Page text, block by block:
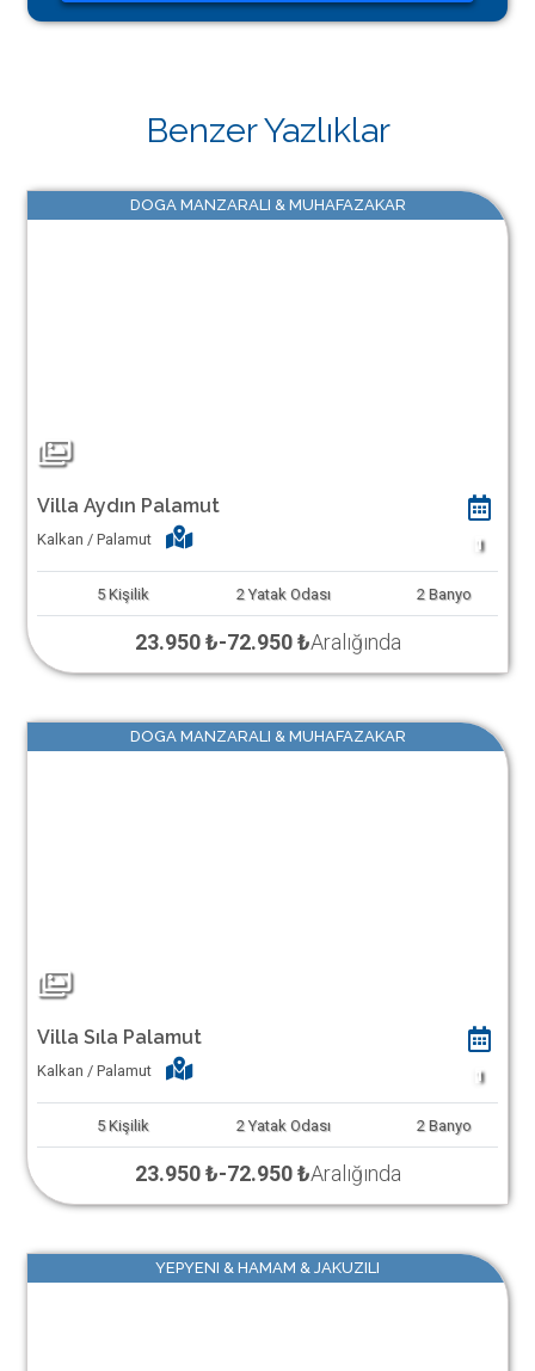
Benzer Yazlıklar
DOGA MANZARALI & MUHAFAZAKAR
Villa Aydın Palamut
Kalkan / Palamut 1
5 Kişilik 2 Yatak Odası 2 Banyo
23.950 ₺-72.950 ₺Aralığında
DOGA MANZARALI & MUHAFAZAKAR
Villa Sıla Palamut
Kalkan / Palamut 1
5 Kişilik 2 Yatak Odası 2 Banyo
23.950 ₺-72.950 ₺Aralığında
YEPYENI & HAMAM & JAKUZILI